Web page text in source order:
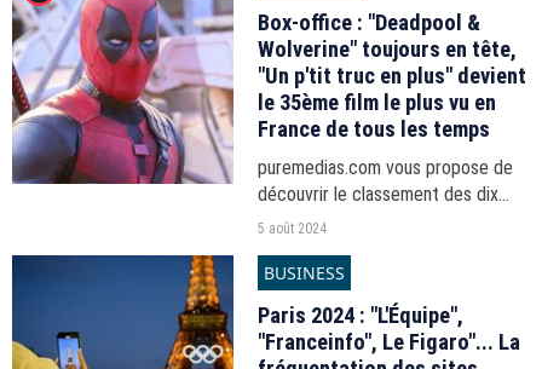
Box-office : "Deadpool &
Wolverine" toujours en tête,
"Un p'tit truc en plus" devient
le 35ème film le plus vu en
France de tous les temps
puremedias.com vous propose de
découvrir le classement des dix
films qui ont fait le plus d'entrées
dimanche 4 août 2024.
5 août 2024
BUSINESS
Paris 2024 : "L'Équipe",
"Franceinfo", Le Figaro"... La